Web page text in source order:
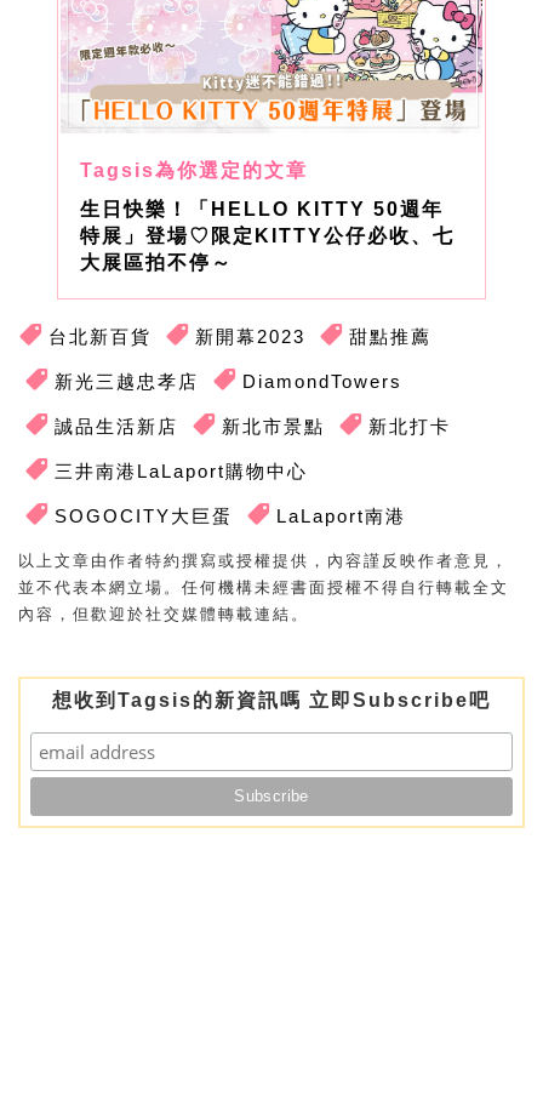
生日快樂！「HELLO KITTY 50週年
特展」登場♡限定KITTY公仔必收、七
大展區拍不停～
台北新百貨 新開幕2023 甜點推薦
新光三越忠孝店 DiamondTowers
誠品生活新店 新北市景點 新北打卡
三井南港LaLaport購物中心
SOGOCITY大巨蛋 LaLaport南港
以上文章由作者特約撰寫或授權提供，內容謹反映作者意見，
並不代表本網立場。任何機構未經書面授權不得自行轉載全文
內容，但歡迎於社交媒體轉載連結。
想收到Tagsis的新資訊嗎 立即Subscribe吧